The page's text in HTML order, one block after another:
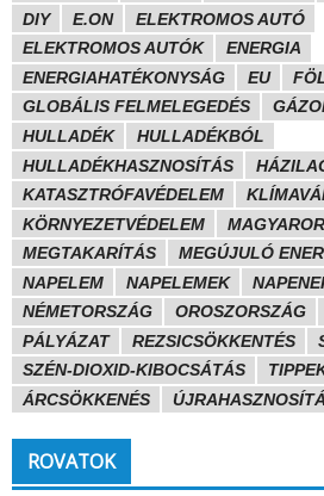
DIY E.ON
ELEKTROMOS AUTÓ
ELEKTROMOS AUTÓK
ENERGIA
ENERGIAHATÉKONYSÁG
EU
GLOBÁLIS FELMELEGEDÉS
HULLADÉK
HULLADÉKBÓL
HULLADÉKHASZNOSÍTÁS
KATASZTRÓFAVÉDELEM
KÖRNYEZETVÉDELEM
MEGTAKARÍTÁS
MEGÚJULÓ
NAPELEM
NAPELEMEK
NÉMETORSZÁG
OROSZORSZÁG
PÁLYÁZAT
REZSICSÖKKENTÉS
SZÉN-DIOXID-KIBOCSÁTÁS
ÁRCSÖKKENÉS
ROVATOK